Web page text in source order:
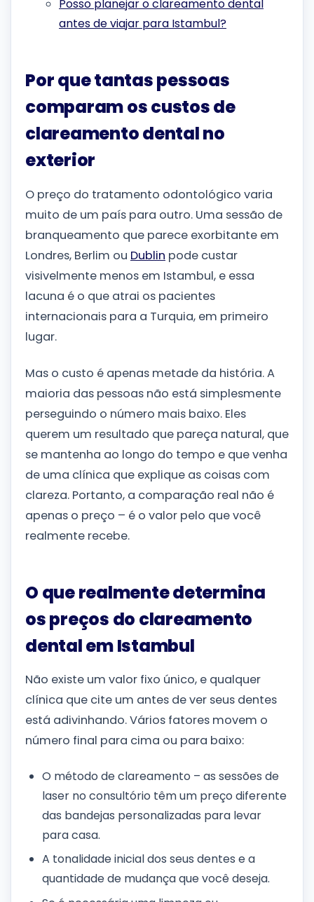
Posso planejar o clareamento dental
antes de viajar para Istambul?
Por que tantas pessoas
comparam os custos de
clareamento dental no
exterior
O preço do tratamento odontológico varia
muito de um país para outro. Uma sessão de
branqueamento que parece exorbitante em
Londres, Berlim ou Dublin pode custar
visivelmente menos em Istambul, e essa
lacuna é o que atrai os pacientes
internacionais para a Turquia, em primeiro
lugar.
Mas o custo é apenas metade da história. A
maioria das pessoas não está simplesmente
perseguindo o número mais baixo. Eles
querem um resultado que pareça natural, que
se mantenha ao longo do tempo e que venha
de uma clínica que explique as coisas com
clareza. Portanto, a comparação real não é
apenas o preço – é o valor pelo que você
realmente recebe.
O que realmente determina
os preços do clareamento
dental em Istambul
Não existe um valor fixo único, e qualquer
clínica que cite um antes de ver seus dentes
está adivinhando. Vários fatores movem o
número final para cima ou para baixo:
O método de clareamento – as sessões de
laser no consultório têm um preço diferente
das bandejas personalizadas para levar
para casa.
A tonalidade inicial dos seus dentes e a
quantidade de mudança que você deseja.